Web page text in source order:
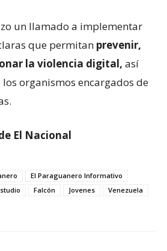
un llamado a implementar
que permitan prevenir,
la violencia digital, así
organismos encargados de
El Nacional
El Paraguanero Informativo
Falcón Jovenes
Venezuela